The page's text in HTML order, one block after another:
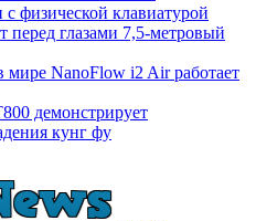
физической клавиатурой
перед глазами 7,5-метровый
NanoFlow i2 Air работает
демонстрирует
кунг фу